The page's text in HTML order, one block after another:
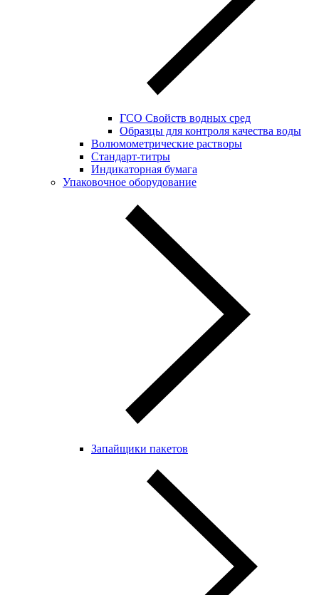
ГСО Свойств водных сред
Образцы для контроля качества воды
Волюмометрические растворы
Стандарт-титры
Индикаторная бумага
Упаковочное оборудование
Запайщики пакетов